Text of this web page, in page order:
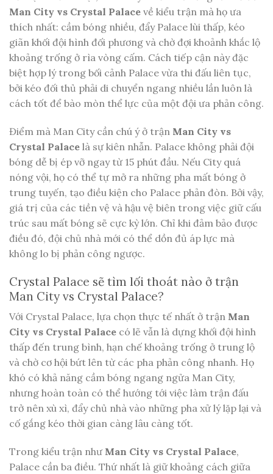
Man City vs Crystal Palace về kiểu trận mà họ ưa
thích nhất: cầm bóng nhiều, đẩy Palace lùi thấp, kéo
giãn khối đội hình đối phương và chờ đợi khoảnh khắc lộ
khoảng trống ở rìa vòng cấm. Cách tiếp cận này đặc
biệt hợp lý trong bối cảnh Palace vừa thi đấu liên tục,
bởi kéo đối thủ phải di chuyển ngang nhiều lần luôn là
cách tốt để bào mòn thể lực của một đội ưa phản công.
Điểm mà Man City cần chú ý ở trận Man City vs
Crystal Palace là sự kiên nhẫn. Palace không phải đội
bóng dễ bị ép vỡ ngay từ 15 phút đầu. Nếu City quá
nóng vội, họ có thể tự mở ra những pha mất bóng ở
trung tuyến, tạo điều kiện cho Palace phản đòn. Bởi vậy,
giá trị của các tiền vệ và hậu vệ biên trong việc giữ cấu
trúc sau mất bóng sẽ cực kỳ lớn. Chỉ khi đảm bảo được
điều đó, đội chủ nhà mới có thể dồn đủ áp lực mà
không lo bị phản công ngược.
Crystal Palace sẽ tìm lối thoát nào ở trận
Man City vs Crystal Palace?
Với Crystal Palace, lựa chọn thực tế nhất ở trận Man
City vs Crystal Palace có lẽ vẫn là dựng khối đội hình
thấp đến trung bình, hạn chế khoảng trống ở trung lộ
và chờ cơ hội bứt lên từ các pha phản công nhanh. Họ
khó có khả năng cầm bóng ngang ngửa Man City,
nhưng hoàn toàn có thể hướng tới việc làm trận đấu
trở nên xù xì, đẩy chủ nhà vào những pha xử lý lặp lại và
cố gắng kéo thời gian càng lâu càng tốt.
Trong kiểu trận như Man City vs Crystal Palace,
Palace cần ba điều. Thứ nhất là giữ khoảng cách giữa